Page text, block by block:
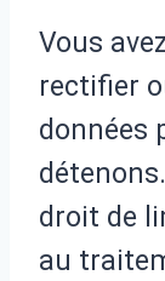
Vous
rectifier
données
droit de
au